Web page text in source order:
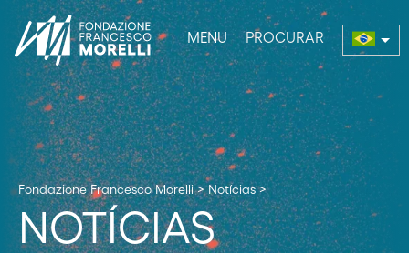
MENU PROCURAR
Fondazione Francesco Morelli>Notícias>
NOTÍCIAS